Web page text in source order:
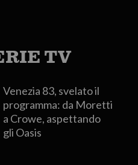
TV
Venezia 83, svelato il
programma: da Moretti
a Crowe, aspettando
gli Oasis